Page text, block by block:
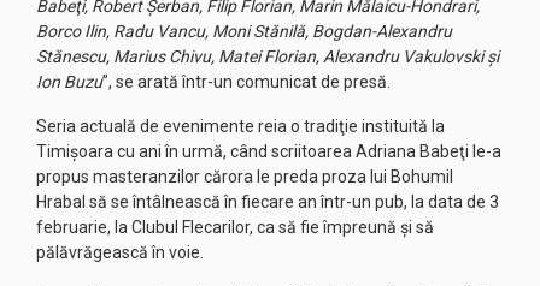
Babeţi, Robert Şerban, Filip Florian, Marin Mălaicu-Hondrari,
Borco Ilin, Radu Vancu, Moni Stănilă, Bogdan-Alexandru
Stănescu, Marius Chivu, Matei Florian, Alexandru Vakulovski şi
Ion Buzu”, se arată într-un comunicat de presă.
Seria actuală de evenimente reia o tradiţie instituită la
Timişoara cu ani în urmă, când scriitoarea Adriana Babeţi le-a
propus masteranzilor cărora le preda proza lui Bohumil
Hrabal să se întâlnească în fiecare an într-un pub, la data de 3
februarie, la Clubul Flecarilor, ca să fie împreună şi să
pălăvrăgească în voie.